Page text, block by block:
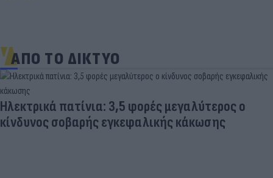
ΑΠΟ ΤΟ ΔΙΚΤΥΟ
Ηλεκτρικά πατίνια: 3,5 φορές μεγαλύτερος ο
κίνδυνος σοβαρής εγκεφαλικής κάκωσης